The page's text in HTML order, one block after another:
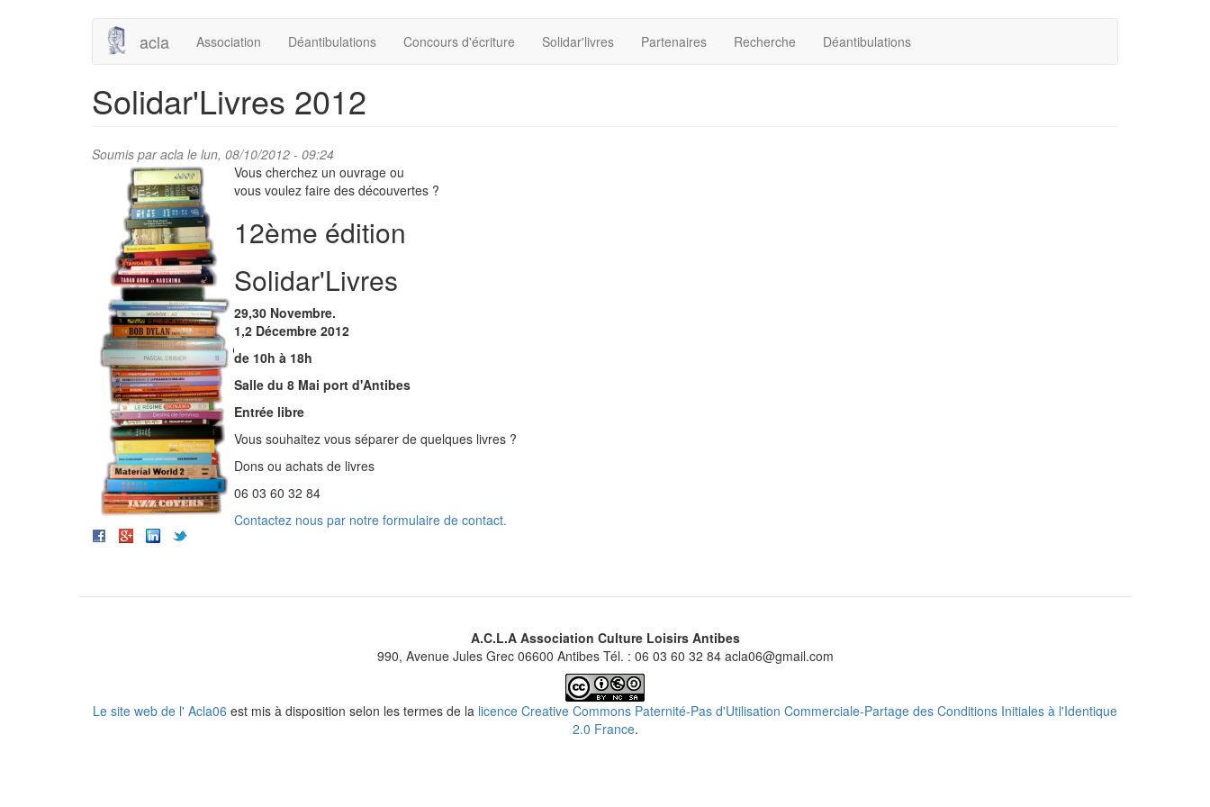
acla Association Déantibulations Concours d'écriture Solidar'livres Partenaires Recherche Déantibulations
Solidar'Livres 2012
Soumis paracla le lun, 08/10/2012 - 09:24
Vous cherchez un ouvrage ou
vous voulez faire des découvertes ?
12ème édition
Solidar'Livres
29,30 Novembre.
1,2 Décembre 2012
de 10h à 18h
Salle du 8 Mai port d'Antibes
Entrée libre
Vous souhaitez vous séparer de quelques livres ?
Dons ou achats de livres
06 03 60 32 84
Contactez nous par notre formulaire de contact.
A.C.L.A Association Culture Loisirs Antibes
990, Avenue Jules Grec 06600 Antibes Tél. : 06 03 60 32 84 acla06@gmail.com
Le site web de l' Acla06 est mis à disposition selon les termes de la licence Creative Commons Paternité-Pas d'Utilisation Commerciale-Partage des Conditions Initiales à l'Identique
2.0 France.